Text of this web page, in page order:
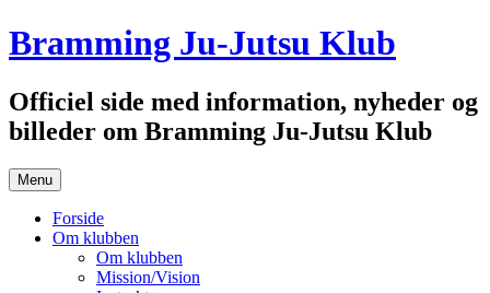
Hop
til
Bramming Ju-Jutsu Klub
Officiel side med information, nyheder og
billeder om Bramming Ju-Jutsu Klub
Menu
Forside
Om klubben
Om klubben
Mission/Vision